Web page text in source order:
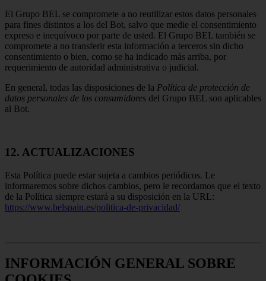
El Grupo BEL se compromete a no reutilizar estos datos personales
para fines distintos a los del Bot, salvo que medie el consentimiento
expreso e inequívoco por parte de usted. El Grupo BEL también se
compromete a no transferir esta información a terceros sin dicho
consentimiento o bien, como se ha indicado más arriba, por
requerimiento de autoridad administrativa o judicial.
En general, todas las disposiciones de la Política de protección de
datos personales de los consumidores del Grupo BEL son aplicables
al Bot.
12. ACTUALIZACIONES
Esta Política puede estar sujeta a cambios periódicos. Le
informaremos sobre dichos cambios, pero le recordamos que el texto
de la Política siempre estará a su disposición en la URL:
https://www.belspain.es/politica-de-privacidad/
INFORMACIÓN GENERAL SOBRE